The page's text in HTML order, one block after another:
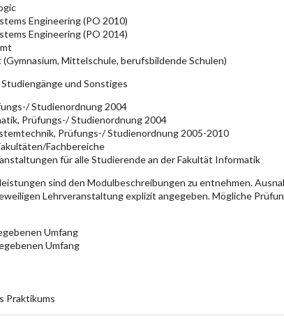
Engineering (PO 2010)
Engineering (PO 2014)
(Gymnasium, Mittelschule, berufsbildende Schulen)
und Sonstiges
Studienordnung 2004
Prüfungs-/ Studienordnung 2004
Prüfungs-/ Studienordnung 2005-2010
Fachbereiche
für alle Studierende an der Fakultät Informatik
sind den Modulbeschreibungen zu entnehmen.
Lehrveranstaltung explizit angegeben. Mögliche
Umfang
Umfang
Praktikums